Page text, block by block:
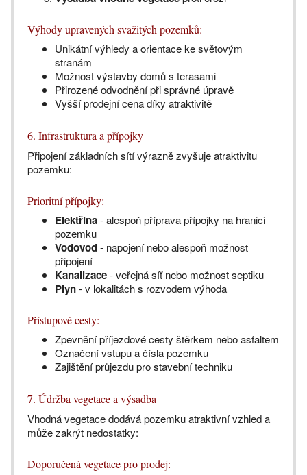
Výhody upravených svažitých pozemků:
Unikátní výhledy a orientace ke světovým
stranám
Možnost výstavby domů s terasami
Přirozené odvodnění při správné úpravě
Vyšší prodejní cena díky atraktivitě
6. Infrastruktura a přípojky
Připojení základních sítí výrazně zvyšuje atraktivitu
pozemku:
Prioritní přípojky:
Elektřina- alespoň příprava přípojky na hranici
pozemku
Vodovod- napojení nebo alespoň možnost
připojení
Kanalizace- veřejná síť nebo možnost septiku
Plyn- v lokalitách s rozvodem výhoda
Přístupové cesty:
Zpevnění příjezdové cesty štěrkem nebo asfaltem
Označení vstupu a čísla pozemku
Zajištění průjezdu pro stavební techniku
7. Údržba vegetace a výsadba
Vhodná vegetace dodává pozemku atraktivní vzhled a
může zakrýt nedostatky:
Doporučená vegetace pro prodej: